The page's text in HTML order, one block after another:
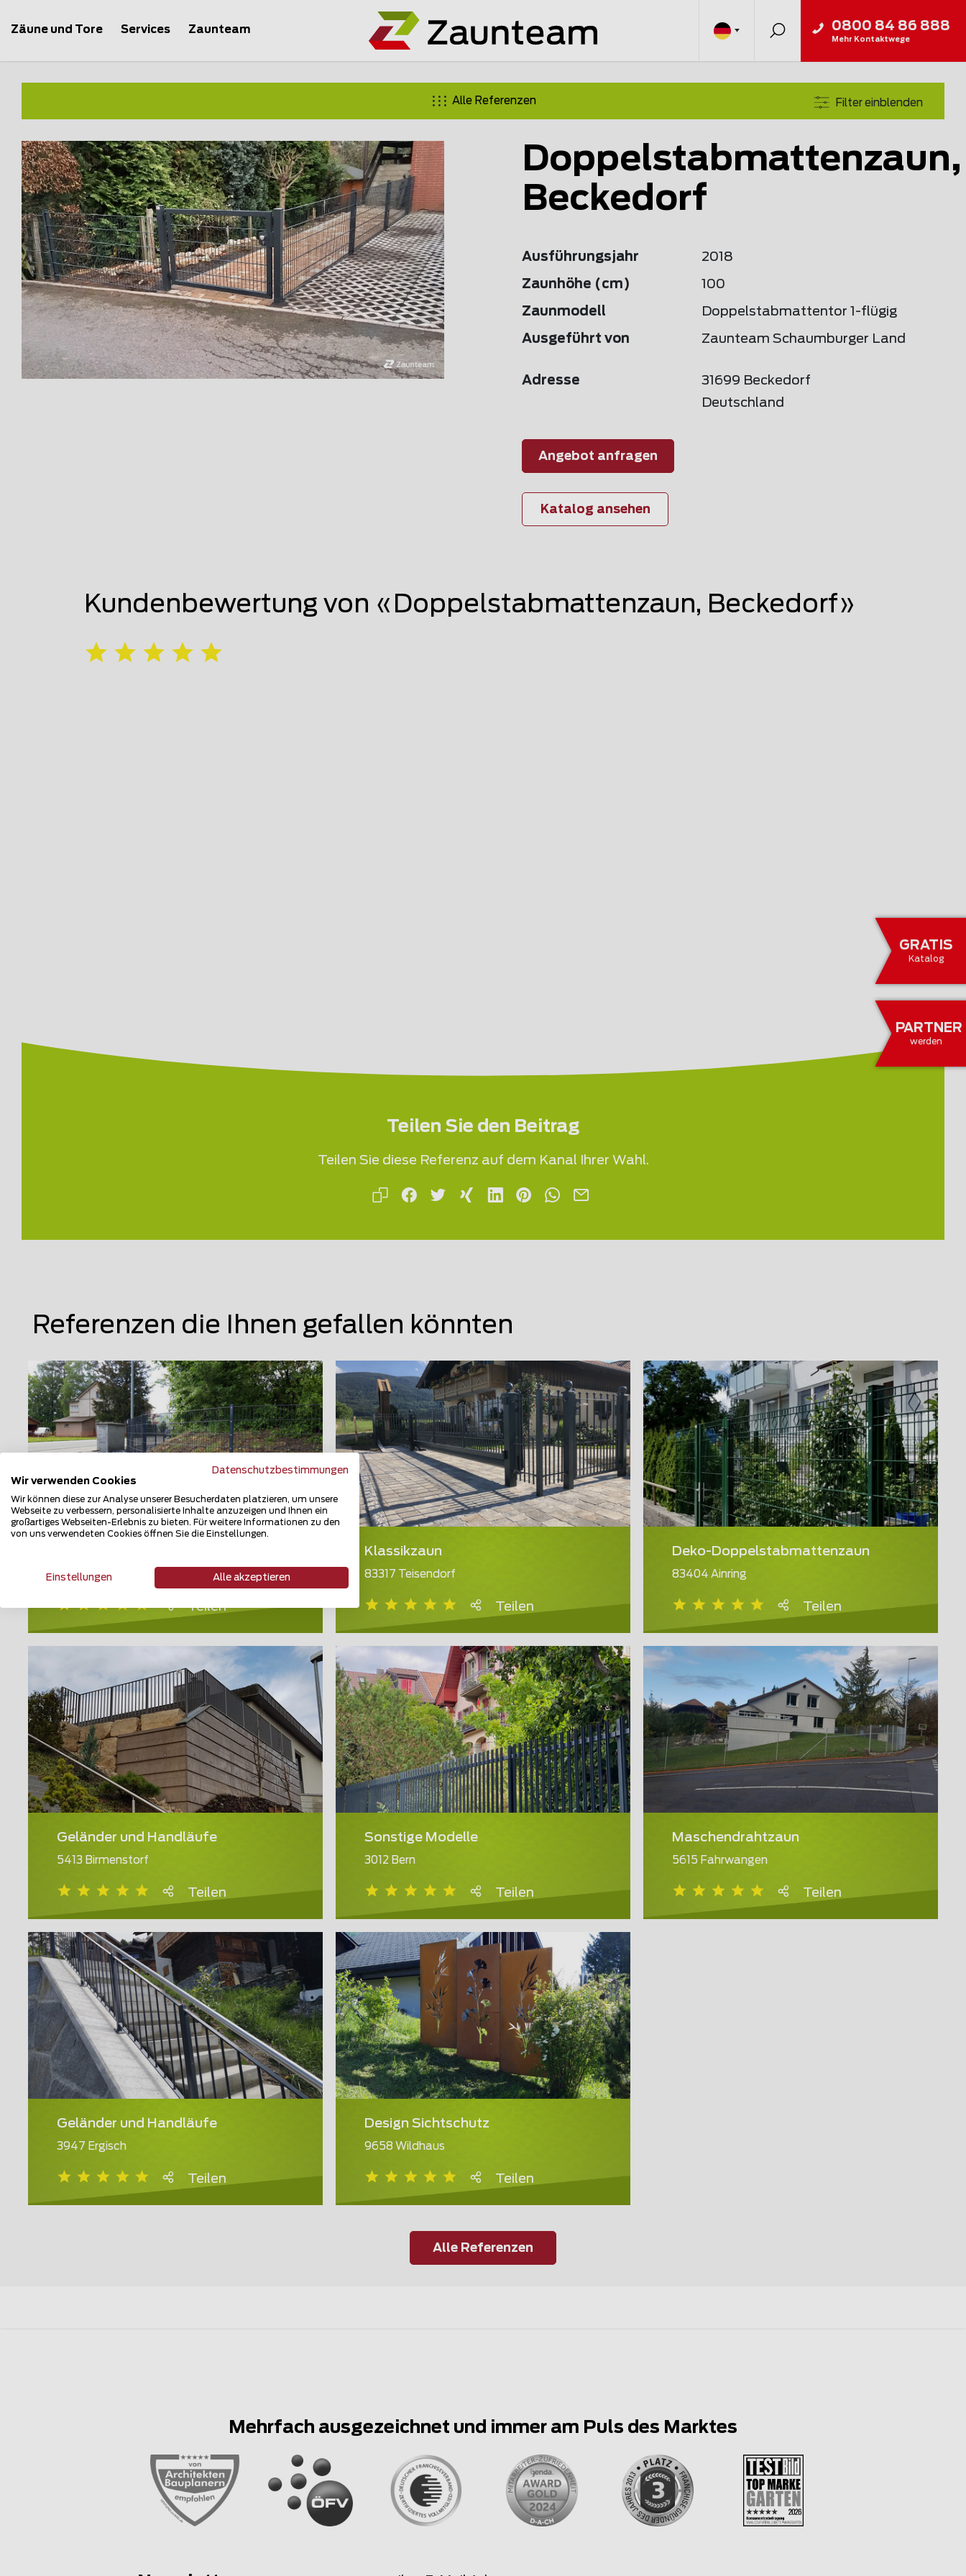
GRATIS
Katalog
PARTNER
werden
Zäune und Tore Services Zaunteam 0800 84 86 888
Mehr Kontaktwege
Alle Referenzen Filter einblenden
Doppelstabmattenzaun,
Beckedorf
Ausführungsjahr 2018
Zaunhöhe (cm) 100
Zaunmodell Doppelstabmattentor 1-flügig
Ausgeführt von Zaunteam Schaumburger Land
Adresse
31699 Beckedorf
Deutschland
Angebot anfragen
Katalog ansehen
Kundenbewertung von «Doppelstabmattenzaun, Beckedorf»
Teilen Sie den Beitrag
Teilen Sie diese Referenz auf dem Kanal Ihrer Wahl.
Referenzen die Ihnen gefallen könnten
9470 Werdenberg
Teilen
Klassikzaun
83317 Teisendorf
Teilen
Deko-Doppelstabmattenzaun
83404 Ainring
Teilen
Geländer und Handläufe
5413 Birmenstorf
Teilen
Sonstige Modelle
3012 Bern
Teilen
Maschendrahtzaun
5615 Fahrwangen
Teilen
Geländer und Handläufe
3947 Ergisch
Teilen
Design Sichtschutz
9658 Wildhaus
Teilen
Alle Referenzen
Mehrfach ausgezeichnet und immer am Puls des Marktes
Datenschutzbestimmungen
Wir verwenden Cookies
Wir können diese zur Analyse unserer Besucherdaten platzieren, um unsere
Webseite zu verbessern, personalisierte Inhalte anzuzeigen und Ihnen ein
großartiges Webseiten-Erlebnis zu bieten. Für weitere Informationen zu den
von uns verwendeten Cookies öffnen Sie die Einstellungen.
Einstellungen Alle akzeptieren